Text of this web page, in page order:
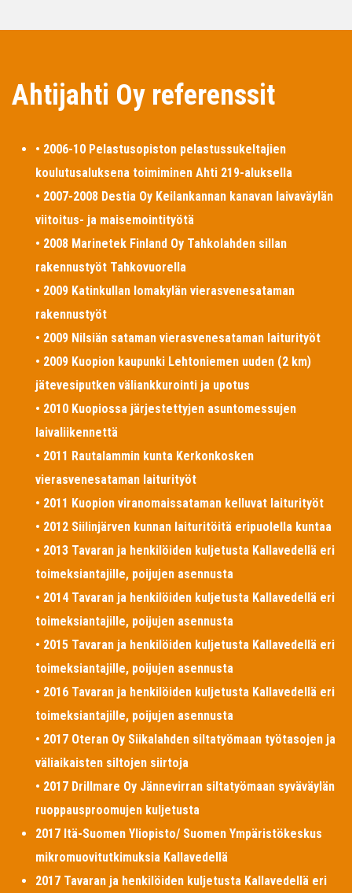
Ahtijahti Oy referenssit
• 2006-10 Pelastusopiston pelastussukeltajien
koulutusaluksena toimiminen Ahti 219-aluksella
• 2007-2008 Destia Oy Keilankannan kanavan laivaväylän
viitoitus- ja maisemointityötä
• 2008 Marinetek Finland Oy Tahkolahden sillan
rakennustyöt Tahkovuorella
• 2009 Katinkullan lomakylän vierasvenesataman
rakennustyöt
• 2009 Nilsiän sataman vierasvenesataman laiturityöt
• 2009 Kuopion kaupunki Lehtoniemen uuden (2 km)
jätevesiputken väliankkurointi ja upotus
• 2010 Kuopiossa järjestettyjen asuntomessujen
laivaliikennettä
• 2011 Rautalammin kunta Kerkonkosken
vierasvenesataman laiturityöt
• 2011 Kuopion viranomaissataman kelluvat laiturityöt
• 2012 Siilinjärven kunnan laituritöitä eripuolella kuntaa
• 2013 Tavaran ja henkilöiden kuljetusta Kallavedellä eri
toimeksiantajille, poijujen asennusta
• 2014 Tavaran ja henkilöiden kuljetusta Kallavedellä eri
toimeksiantajille, poijujen asennusta
• 2015 Tavaran ja henkilöiden kuljetusta Kallavedellä eri
toimeksiantajille, poijujen asennusta
• 2016 Tavaran ja henkilöiden kuljetusta Kallavedellä eri
toimeksiantajille, poijujen asennusta
• 2017 Oteran Oy Siikalahden siltatyömaan työtasojen ja
väliaikaisten siltojen siirtoja
• 2017 Drillmare Oy Jännevirran siltatyömaan syväväylän
ruoppausproomujen kuljetusta
2017 Itä-Suomen Yliopisto/ Suomen Ympäristökeskus
mikromuovitutkimuksia Kallavedellä
2017 Tavaran ja henkilöiden kuljetusta Kallavedellä eri